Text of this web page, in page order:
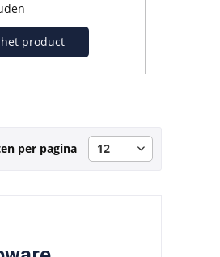
product
per pagina